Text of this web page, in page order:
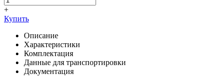
+
Купить
Описание
Характеристики
Комплектация
Данные для транспортировки
Документация